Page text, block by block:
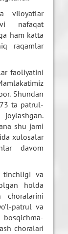
viloyatlar
nafaqat
ham katta
raqamlar
faoliyatini
Shundan
ta patrul-
shu jami
xulosalar
davom
tinchligi va
holda
choralarini
patrul va
choralari